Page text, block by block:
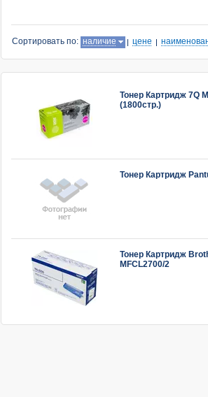
Сортировать по: наличие цене
Тонер Картридж 7Q
(1800стр.)
Тонер Картридж
Тонер Картридж
MFCL2700/2